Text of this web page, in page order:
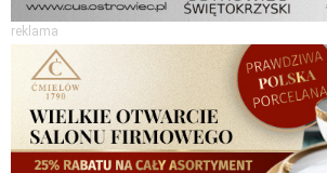
reklama